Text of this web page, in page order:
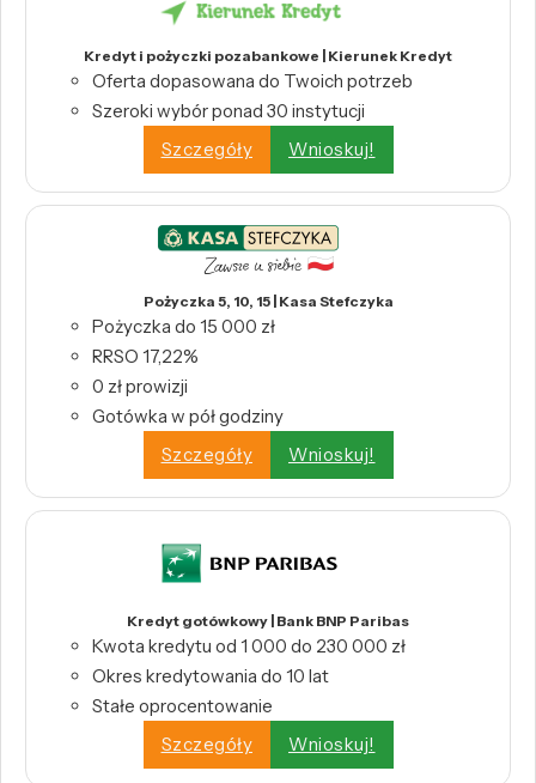
Kredyt i pożyczki pozabankowe | Kierunek Kredyt
Oferta dopasowana do Twoich potrzeb
Szeroki wybór ponad 30 instytucji
Szczegóły
Wnioskuj!
Pożyczka 5, 10, 15 | Kasa Stefczyka
Pożyczka do 15 000 zł
RRSO 17,22%
0 zł prowizji
Gotówka w pół godziny
Szczegóły
Wnioskuj!
Kredyt gotówkowy | Bank BNP Paribas
Kwota kredytu od 1 000 do 230 000 zł
Okres kredytowania do 10 lat
Stałe oprocentowanie
Szczegóły
Wnioskuj!